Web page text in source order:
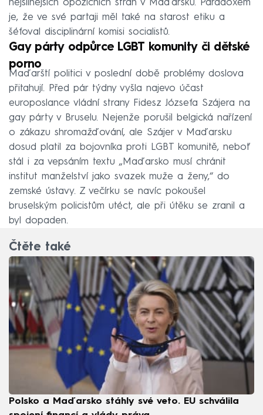
nejsilnějších opozičních stran v Maďarsku. Paradoxem
je, že ve své partaji měl také na starost etiku a
šéfoval disciplinární komisi socialistů.
Gay párty odpůrce LGBT komunity či dětské
porno
Maďarští politici v poslední době problémy doslova
přitahují. Před pár týdny vyšla najevo účast
europoslance vládní strany Fidesz Józsefa Szájera na
gay párty v Bruselu. Nejenže porušil belgická nařízení
o zákazu shromažďování, ale Szájer v Maďarsku
dosud platil za bojovníka proti LGBT komunitě, neboť
stál i za vepsáním textu „Maďarsko musí chránit
institut manželství jako svazek muže a ženy,“ do
zemské ústavy. Z večírku se navíc pokoušel
bruselským policistům utéct, ale při útěku se zranil a
byl dopaden.
Čtěte také
Polsko a Maďarsko stáhly své veto. EU schválila